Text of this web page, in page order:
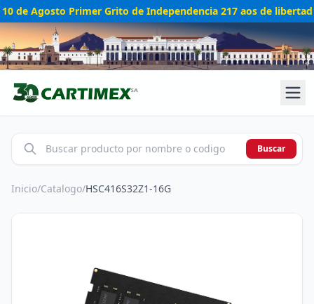
10 de Agosto Primer Grito de Independencia 217 aos de libertad
Buscar
Inicio/Catalogo/HSC416S32Z1-16G